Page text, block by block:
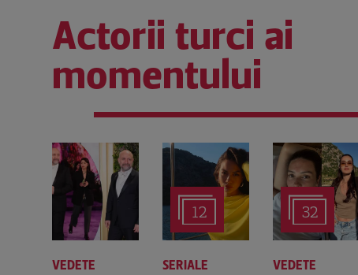
Actorii turci ai
momentului
VEDETE
12
SERIALE
32
VEDETE